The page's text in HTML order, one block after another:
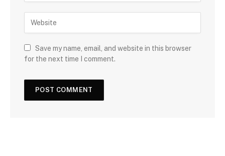
Save my name, email, and website in this browser
for the next time I comment.